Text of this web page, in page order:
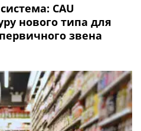
CAU
нового типа для
звена